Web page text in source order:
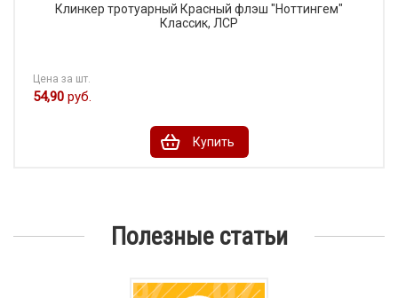
Клинкер тротуарный Красный флэш "Ноттингем"
Классик, ЛСР
Цена за шт.
54,90 руб.
Купить
Полезные статьи